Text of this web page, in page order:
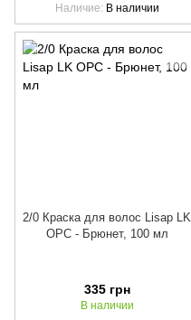
Наличие
В наличии
2/0 Краска для волос Lisap LK
OPC - Брюнет, 100 мл
335 грн
В наличии